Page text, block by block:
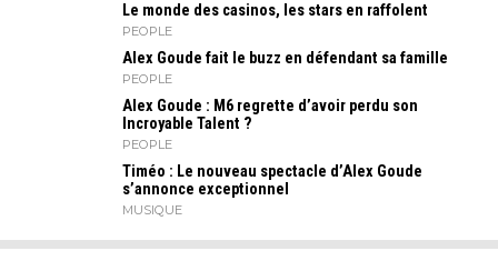
Le monde des casinos, les stars en raffolent
PEOPLE
Alex Goude fait le buzz en défendant sa famille
PEOPLE
Alex Goude : M6 regrette d’avoir perdu son
Incroyable Talent ?
PEOPLE
Timéo : Le nouveau spectacle d’Alex Goude
s’annonce exceptionnel
MUSIQUE